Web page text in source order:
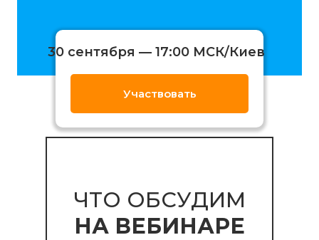
30 сентября — 17:00 МСК/Киев
Участвовать
ЧТО ОБСУДИМ
НА ВЕБИНАРЕ